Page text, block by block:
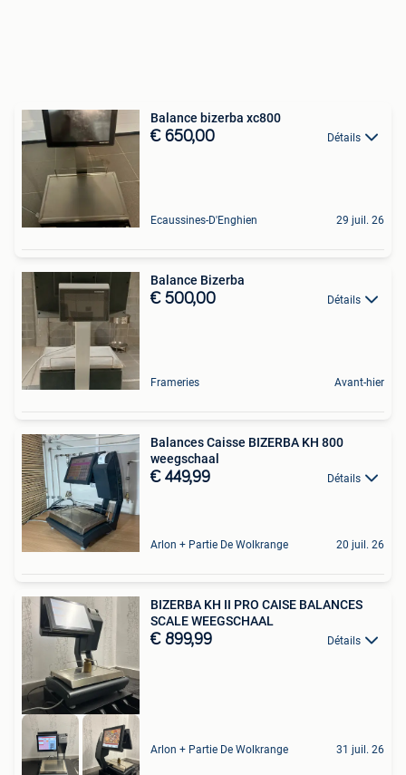
Balance bizerba xc800
€ 650,00 Détails
Ecaussines-D'Enghien 29 juil. 26
Balance Bizerba
€ 500,00 Détails
Frameries Avant-hier
Balances Caisse BIZERBA KH 800
weegschaal
€ 449,99 Détails
Arlon + Partie De Wolkrange 20 juil. 26
BIZERBA KH II PRO CAISE BALANCES
SCALE WEEGSCHAAL
€ 899,99 Détails
Arlon + Partie De Wolkrange 31 juil. 26